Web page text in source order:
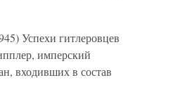
гитлеровцев
имперский
входивших в состав